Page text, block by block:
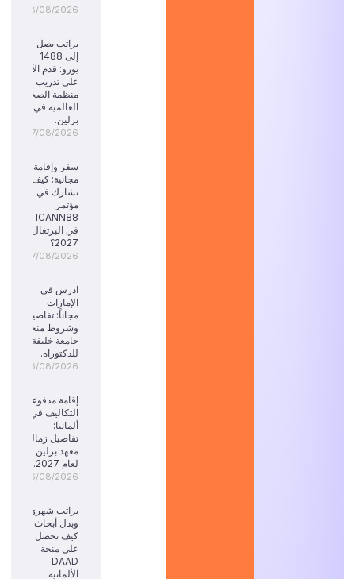
08/08/2026
براتب يصل
إلى 1488
يورو: قدم الآن
على تدريب
منظمة الصحة
العالمية في
برلين.
07/08/2026
سفر وإقامة
مجانية: كيف
تشارك في
مؤتمر
ICANN88
في البرتغال
2027؟
07/08/2026
ادرس في
الإمارات
مجاناً: تفاصيل
وشروط منحة
جامعة خليفة
للدكتوراه.
06/08/2026
إقامة مدفوعة
التكاليف في
ألمانيا:
تفاصيل زمالة
معهد برلين
لعام 2027.
06/08/2026
براتب شهري
وبدل أبحاث:
كيف تحصل
على منحة
DAAD
الألمانية